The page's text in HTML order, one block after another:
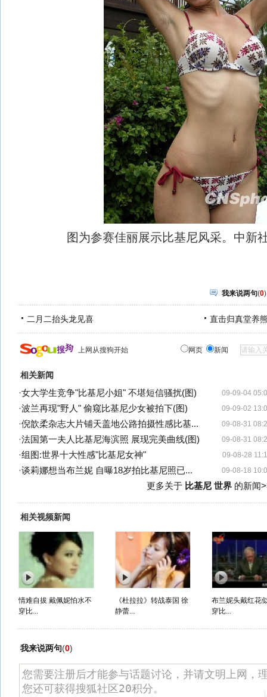
图为参赛佳丽展示比基尼风采。中新
我来说两句(0)
二月二抬头龙见喜 直击归真堂养
上网从搜狗开始 网页 新闻
相关新闻
09-09-04
·女大学生竞争"比基尼小姐" 不堪短信骚扰(图)
09-09-02
·波兰再现"野人" 偷窥比基尼少女被拍下(图)
09-08-31
·倪歆柔杂志大片铺天盖地公路拍摄性感比基...
09-08-31
·法国第一夫人比基尼海滨照 展现完美曲线(图)
09-08-28
·组图:世界十大性感"比基尼女神"
09-08-18
·谈莉娜想当布兰妮 自曝18岁拍比基尼照已...
更多关于 比基尼 世界的新闻
相关视频新闻
情难自拔 戴佩妮怕水不
穿比...
《杜拉拉》转战泰国 徐
静蕾...
布兰妮头戴红花
穿比...
我来说两句(0)